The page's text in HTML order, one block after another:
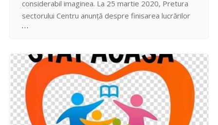
considerabil imaginea. La 25 martie 2020, Pretura
sectorului Centru anunță despre finisarea lucrărilor
de amenajare a scuarului Ion și Doina Aldea
în parcul „ Valea Morilor”. Pe parcursul a două…